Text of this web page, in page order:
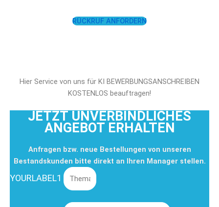
RÜCKRUF ANFORDERN
Hier Service von uns für KI BEWERBUNGSANSCHREIBEN
KOSTENLOS beauftragen!
JETZT UNVERBINDLICHES
ANGEBOT ERHALTEN
Anfragen bzw. neue Bestellungen von unseren
Bestandskunden bitte direkt an Ihren Manager stellen.
YOURLABEL1